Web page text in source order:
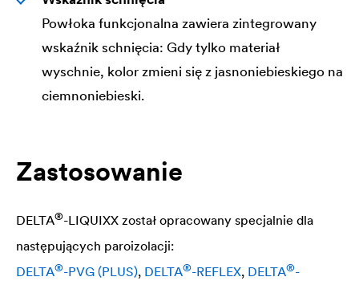
Powłoka funkcjonalna zawiera zintegrowany
wskaźnik schnięcia: Gdy tylko materiał
wyschnie, kolor zmieni się z jasnoniebieskiego na
ciemnoniebieski.
Zastosowanie
DELTA®-LIQUIXX został opracowany specjalnie dla
następujących paroizolacji:
DELTA®-PVG (PLUS), DELTA®-REFLEX, DELTA®-